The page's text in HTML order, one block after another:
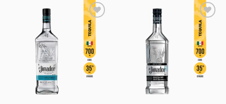
Añadir
a la
lista de
deseos
Añadir
a la
lista de
deseos